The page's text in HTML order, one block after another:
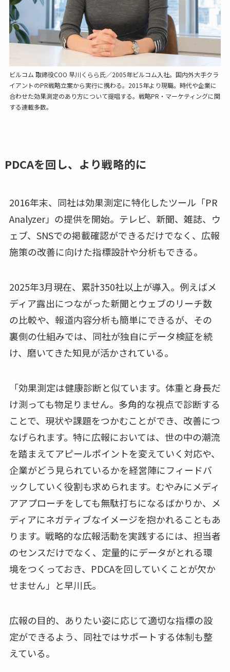
ビルコム 取締役COO 早川くらら氏／2005年ビルコム入社。国内外大手クラ
イアントのPR戦略立案から実行に携わる。2015年より現職。時代や企業に
合わせた効果測定のあり方について提唱する。戦略PR・マーケティングに関
する連載多数。
PDCAを回し、より戦略的に
2016年末、同社は効果測定に特化したツール「PR
Analyzer」の提供を開始。テレビ、新聞、雑誌、ウ
ェブ、SNSでの掲載確認ができるだけでなく、広報
施策の改善に向けた指標設計や分析もできる。
2025年3月現在、累計350社以上が導入。例えばメ
ディア露出につながった新聞とウェブのリーチ数
の比較や、報道内容分析も簡単にできるが、その
裏側の仕組みでは、同社が独自にデータ検証を続
け、磨いてきた知見が活かされている。
「効果測定は健康診断と似ています。体重と身長だ
け測っても物足りません。多角的な視点で診断する
ことで、現状や課題をつかむことができ、改善につ
なげられます。特に広報においては、世の中の潮流
を踏まえてアピールポイントを変えていく対応や、
企業がどう見られているかを経営陣にフィードバ
ックしていく役割も求められます。むやみにメディ
アアプローチをしても無駄打ちになるばかりか、メ
ディアにネガティブなイメージを抱かれることもあ
ります。戦略的な広報活動を実践するには、担当者
のセンスだけでなく、定量的にデータがとれる環
境をつくっておき、PDCAを回していくことが欠か
せません」と早川氏。
広報の目的、ありたい姿に応じて適切な指標の設
定ができるよう、同社ではサポートする体制も整
えている。